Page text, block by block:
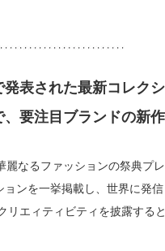
表された最新コレク
要注目ブランドの新作
なるファッションの祭典プ
ンを一挙掲載し、世界に発
リエィティビティを披露す